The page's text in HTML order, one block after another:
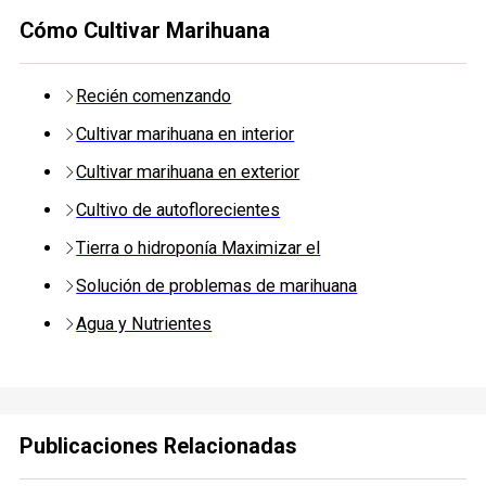
Cómo Cultivar Marihuana
Recién comenzando
Cultivar marihuana en interior
Cultivar marihuana en exterior
Cultivo de autoflorecientes
Tierra o hidroponía Maximizar el
Solución de problemas de marihuana
Agua y Nutrientes
Publicaciones Relacionadas